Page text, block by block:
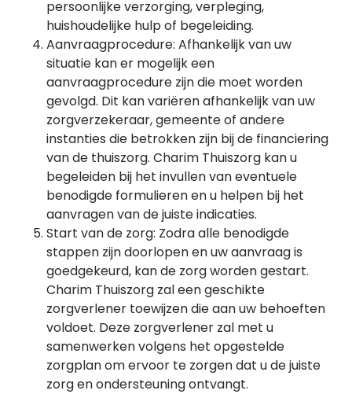
persoonlijke verzorging, verpleging,
huishoudelijke hulp of begeleiding.
Aanvraagprocedure: Afhankelijk van uw
situatie kan er mogelijk een
aanvraagprocedure zijn die moet worden
gevolgd. Dit kan variëren afhankelijk van uw
zorgverzekeraar, gemeente of andere
instanties die betrokken zijn bij de financiering
van de thuiszorg. Charim Thuiszorg kan u
begeleiden bij het invullen van eventuele
benodigde formulieren en u helpen bij het
aanvragen van de juiste indicaties.
Start van de zorg: Zodra alle benodigde
stappen zijn doorlopen en uw aanvraag is
goedgekeurd, kan de zorg worden gestart.
Charim Thuiszorg zal een geschikte
zorgverlener toewijzen die aan uw behoeften
voldoet. Deze zorgverlener zal met u
samenwerken volgens het opgestelde
zorgplan om ervoor te zorgen dat u de juiste
zorg en ondersteuning ontvangt.